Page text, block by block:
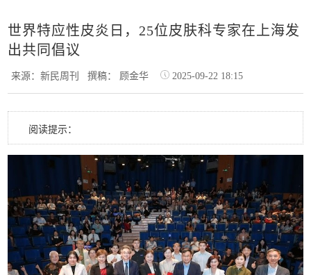
世界特应性皮炎日，25位皮肤科专家在上海发
出共同倡议
来源：新民周刊撰稿： 顾金华 2025-09-22 18:15
阅读提示：